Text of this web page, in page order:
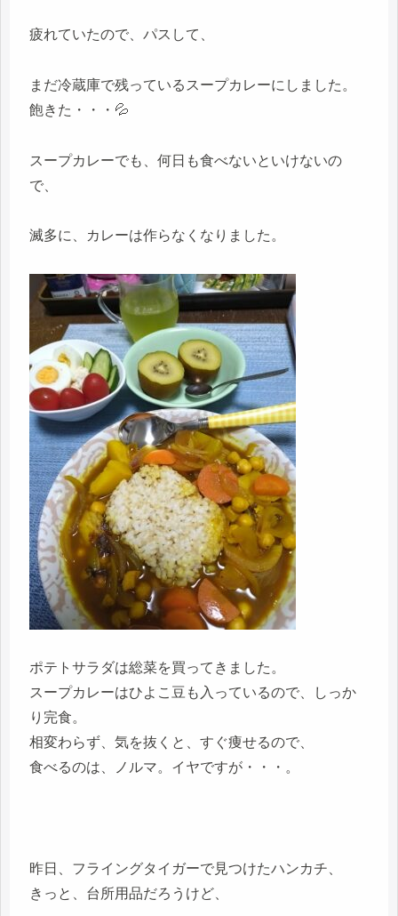
疲れていたので、パスして、
まだ冷蔵庫で残っているスープカレーにしました。
飽きた・・・💦
スープカレーでも、何日も食べないといけないの
で、
滅多に、カレーは作らなくなりました。
ポテトサラダは総菜を買ってきました。
スープカレーはひよこ豆も入っているので、しっか
り完食。
相変わらず、気を抜くと、すぐ痩せるので、
食べるのは、ノルマ。イヤですが・・・。
昨日、フライングタイガーで見つけたハンカチ、
きっと、台所用品だろうけど、